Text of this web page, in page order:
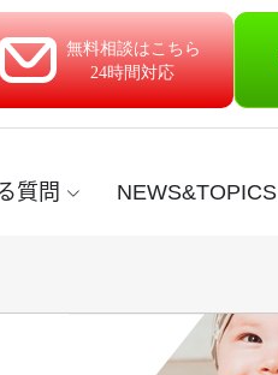
質問 NEWS&TOPICS